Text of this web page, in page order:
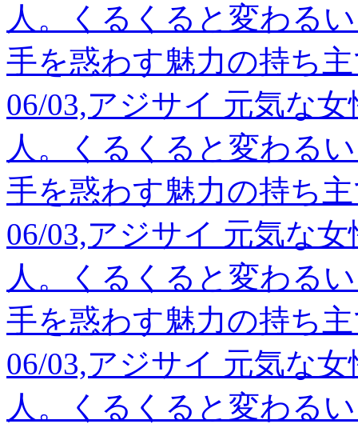
人。くるくると変わる
手を惑わす魅力の持ち
06/03,アジサイ 元気な
人。くるくると変わる
手を惑わす魅力の持ち
06/03,アジサイ 元気な
人。くるくると変わる
手を惑わす魅力の持ち
06/03,アジサイ 元気な
人。くるくると変わる